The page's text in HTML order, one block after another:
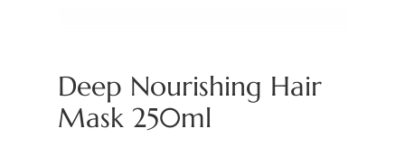
Deep Nourishing Hair
Mask 250ml